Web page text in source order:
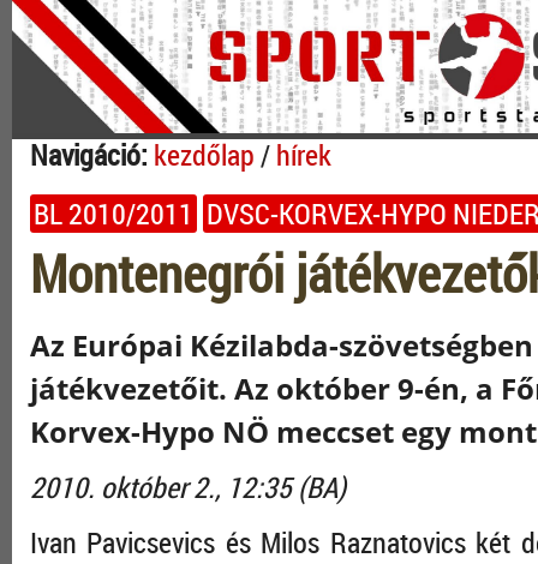
Navigáció: kezdőlap/hírek
BL 2010/2011 DVSC-KORVEX-HYPO
Montenegrói
Az Európai Kézilabda-
játékvezetőit. Az október 9-én, a
Korvex-Hypo NÖ meccset egy
2010. október 2., 12:35 (BA)
Ivan Pavicsevics és Milos Raznatovics két